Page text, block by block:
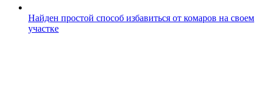
Найден простой способ избавиться от комаров на своем
участке